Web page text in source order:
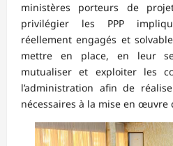
ministères porteurs de
privilégier les PPP
réellement engagés et
mettre en place, en leur
mutualiser et exploiter les
l’administration afin de
nécessaires à la mise en œuvre